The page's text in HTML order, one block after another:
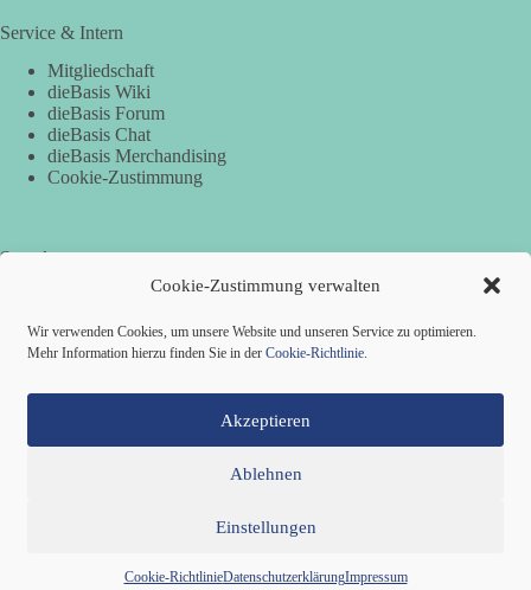
Cookie-Zustimmung verwalten
Wir verwenden Cookies, um unsere Website und unseren Service zu optimieren.
Mehr Information hierzu finden Sie in der Cookie-Richtlinie.
Akzeptieren
Ablehnen
Einstellungen
Cookie-RichtlinieDatenschutzerklärungImpressum
Service & Intern
Mitgliedschaft
dieBasis Wiki
dieBasis Forum
dieBasis Chat
dieBasis Merchandising
Cookie-Zustimmung
Spenden
Per Banküberweisung:
Basisdemokratische Partei Deutschland
IBAN: DE82 2219 1405 0051 5932 60
Kontakt
Cookie-Richtlinie (EU)
Copyright © 2026 Basisdemokratische Partei Deutschland ·